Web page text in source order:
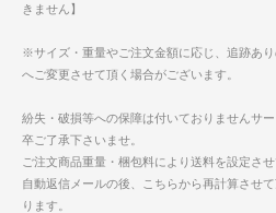
きません】
※サイズ・重量やご注文金額に応じ、追跡あ
へご変更させて頂く場合がございます。
紛失・破損等への保障は付いておりませんサ
卒ご了承下さいませ。
ご注文商品重量・梱包料により送料を設定させ
自動返信メールの後、こちらから再計算させ
ります。